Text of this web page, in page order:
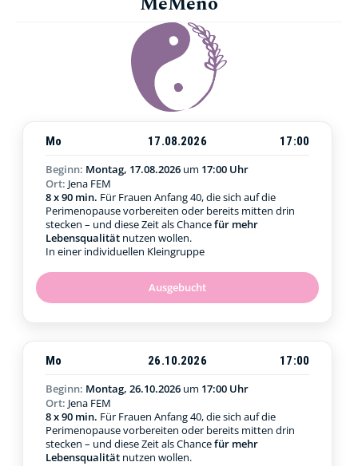
Ausgebucht
Mo 17.08.2026
17:00
Beginn: Montag, 17.08.2026 um 17:00 Uhr
Ort: Jena FEM
8 x 90 min. Für Frauen Anfang 40, die sich auf die
Perimenopause vorbereiten oder bereits mitten drin
stecken – und diese Zeit als Chancefür mehr
Lebensqualität nutzen wollen.
In einer individuellen Kleingruppe
Mo 26.10.2026
17:00
Beginn: Montag, 26.10.2026 um 17:00 Uhr
Ort: Jena FEM
8 x 90 min. Für Frauen Anfang 40, die sich auf die
Perimenopause vorbereiten oder bereits mitten drin
stecken – und diese Zeit als Chancefür mehr
Lebensqualität nutzen wollen.